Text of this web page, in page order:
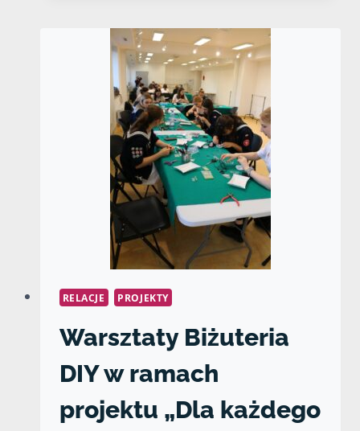
RELACJE PROJEKTY
Warsztaty Biżuteria
DIY w ramach
projektu „Dla każdego